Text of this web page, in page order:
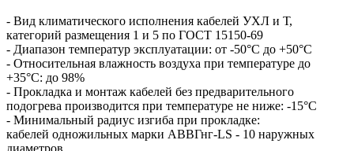
- Вид климатического исполнения кабелей УХЛ и Т,
категорий размещения 1 и 5 по ГОСТ 15150-69
- Диапазон температур эксплуатации: от -50°С до +50°С
- Относительная влажность воздуха при температуре до
+35°С: до 98%
- Прокладка и монтаж кабелей без предварительного
подогрева производится при температуре не ниже: -15°С
- Минимальный радиус изгиба при прокладке:
кабелей одножильных марки AВВГнг-LS - 10 наружных